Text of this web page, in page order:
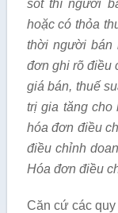
sót thì người
hoặc có thỏa
thời người bán
đơn ghi rõ điều
giá bán, thuế
trị gia tăng cho
hóa đơn điều
điều chỉnh
Hóa đơn điều
Căn cứ các quy